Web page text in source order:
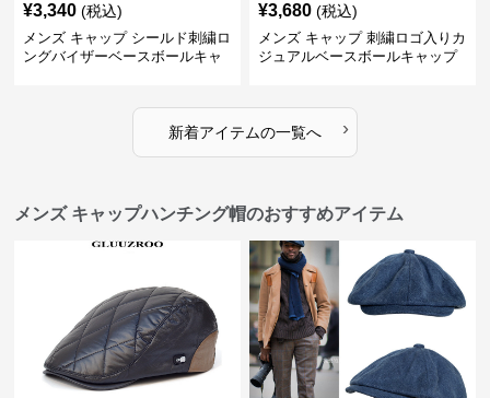
¥3,340 (税込)
メンズ キャップ シールド刺繍ロ
ングバイザーベースボールキャ
¥3,680 (税込)
メンズ キャップ 刺繍ロゴ入りカ
ジュアルベースボールキャップ
新着アイテムの一覧へ ›
メンズ キャップハンチング帽のおすすめアイテム